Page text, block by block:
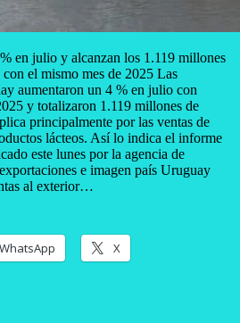
en julio y alcanzan los 1.119 millones
el mismo mes de 2025 Las
aumentaron un 4 % en julio con
y totalizaron 1.119 millones de
principalmente por las ventas de
lácteos. Así lo indica el informe
este lunes por la agencia de
e imagen país Uruguay
al exterior…
WhatsApp X